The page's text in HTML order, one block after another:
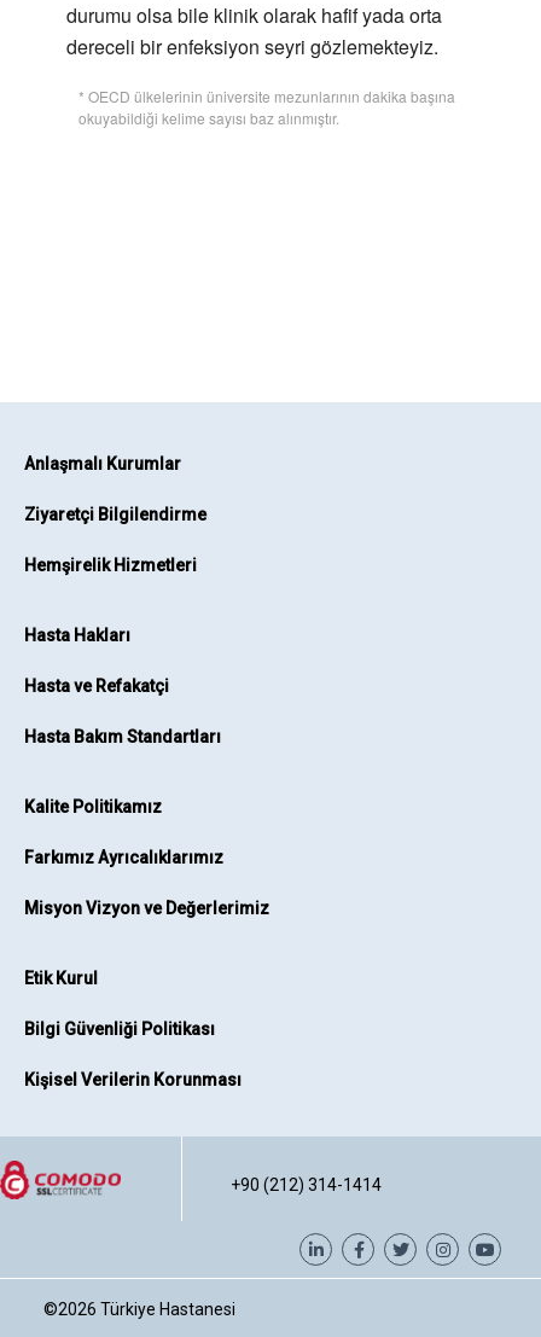
durumu olsa bile klinik olarak hafif yada orta
dereceli bir enfeksiyon seyri gözlemekteyiz.
* OECD ülkelerinin üniversite mezunlarının dakika başına
okuyabildiği kelime sayısı baz alınmıştır.
Anlaşmalı Kurumlar
Ziyaretçi Bilgilendirme
Hemşirelik Hizmetleri
Hasta Hakları
Hasta ve Refakatçi
Hasta Bakım Standartları
Kalite Politikamız
Farkımız Ayrıcalıklarımız
Misyon Vizyon ve Değerlerimiz
Etik Kurul
Bilgi Güvenliği Politikası
Kişisel Verilerin Korunması
+90 (212) 314-1414
©2026 Türkiye Hastanesi